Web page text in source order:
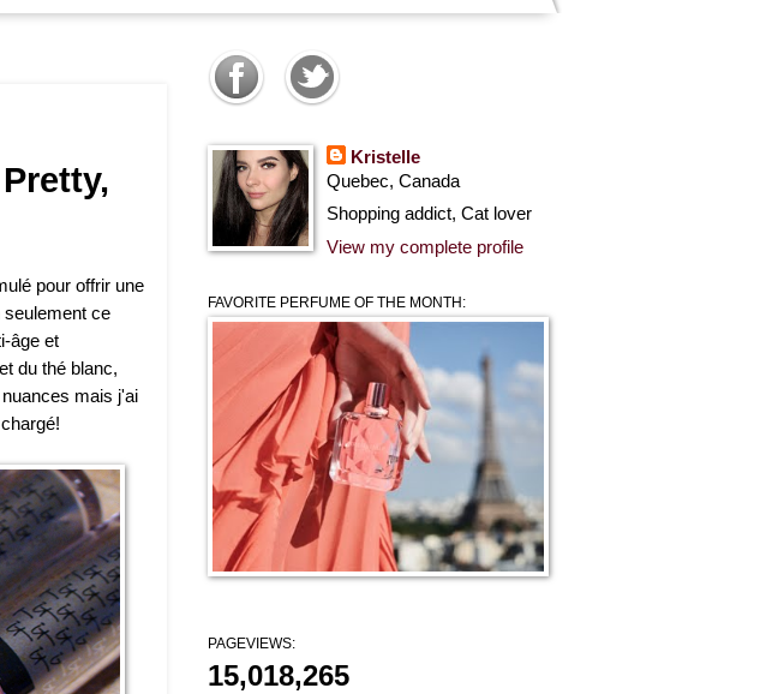
pour offrir une
seulement ce
âge et
du thé blanc,
mais j'ai
Kristelle
Quebec, Canada
Shopping addict, Cat lover
View my complete profile
FAVORITE PERFUME OF THE MONTH:
PAGEVIEWS:
15,018,265